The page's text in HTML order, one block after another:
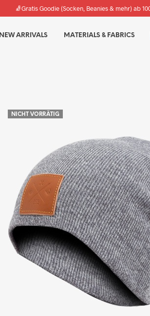
🧦Gratis Goodie (Socken, Beanies & mehr) ab
NEW ARRIVALS MATERIALS & FABRICS
NICHT VORRÄTIG